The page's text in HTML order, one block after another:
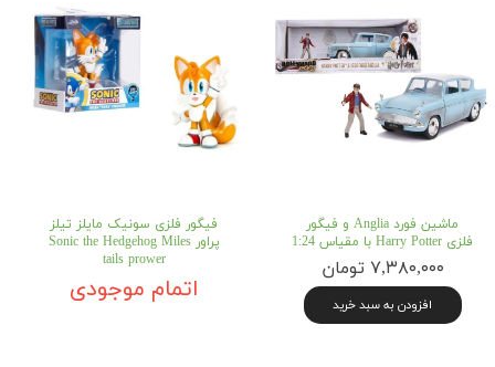
ماشین فورد Anglia و فیگور
فلزی Harry Potter با مقیاس 1:24
۷,۳۸۰,۰۰۰ تومان
افزودن به سبد خرید
فیگور فلزی سونیک مایلز تیلز
پراور Sonic the Hedgehog Miles
tails prower
اتمام موجودی